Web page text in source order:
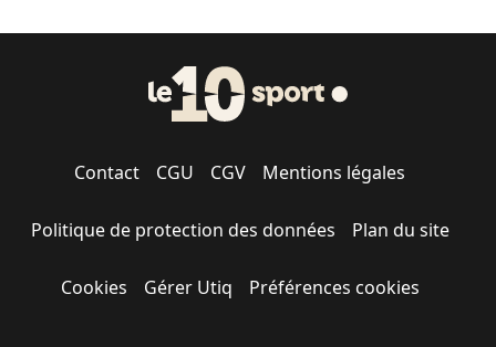
Contact CGU CGV Mentions légales
Politique de protection des données Plan du site
Cookies Gérer Utiq Préférences cookies